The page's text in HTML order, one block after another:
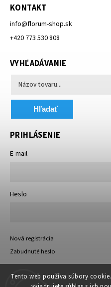
Tento web používa súbory
KONTAKT
info@florum-shop.sk
+420 773 530 808
VYHĽADÁVANIE
Hľadať
PRIHLÁSENIE
E-mail
Heslo
Nová registrácia
Zabudnuté heslo